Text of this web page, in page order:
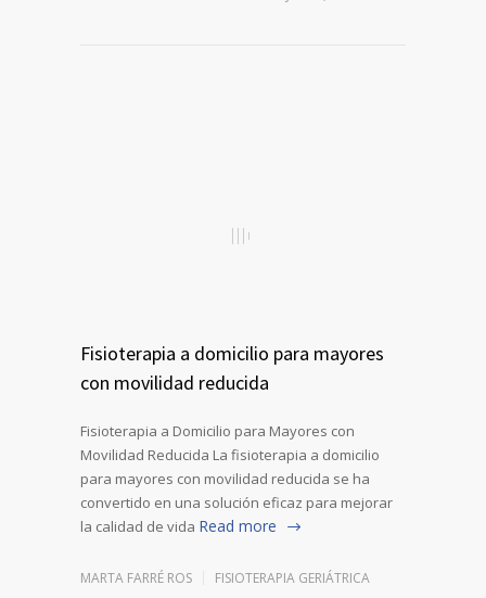
Fisioterapia a domicilio para mayores
con movilidad reducida
Fisioterapia a Domicilio para Mayores con
Movilidad Reducida La fisioterapia a domicilio
para mayores con movilidad reducida se ha
convertido en una solución eficaz para mejorar
la calidad de vida Read more
MARTA FARRÉ ROS FISIOTERAPIA GERIÁTRICA